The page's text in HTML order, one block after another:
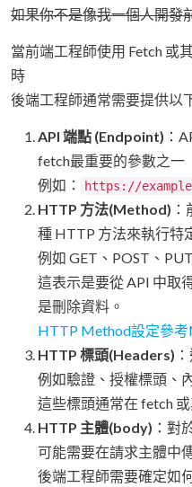
如果你不是像我一個人開發
當前端工程師使用 Fetch 或
時
後端工程師通常需要提供以
API 端點 (Endpoint) ：
fetch最重要的參數之一
例如：
https://
HTTP 方法(Method)
種 HTTP 方法來執行特
例如 GET、POST、
這表示是要從 API 中取
是刪除資料。
HTTP Method設定參
HTTP 標頭(Headers)
例如驗證、授權標頭、
這些標頭通常在 fetch
HTTP 主體(body) ：對
可能需要在請求主體中
後端工程師需要確定如